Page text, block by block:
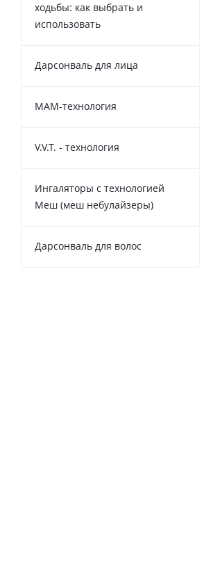
ходьбы: как выбрать и
использовать
Дарсонваль для лица
MAM-технология
V.V.T. - технология
Ингаляторы с технологией
Меш (меш небулайзеры)
Дарсонваль для волос